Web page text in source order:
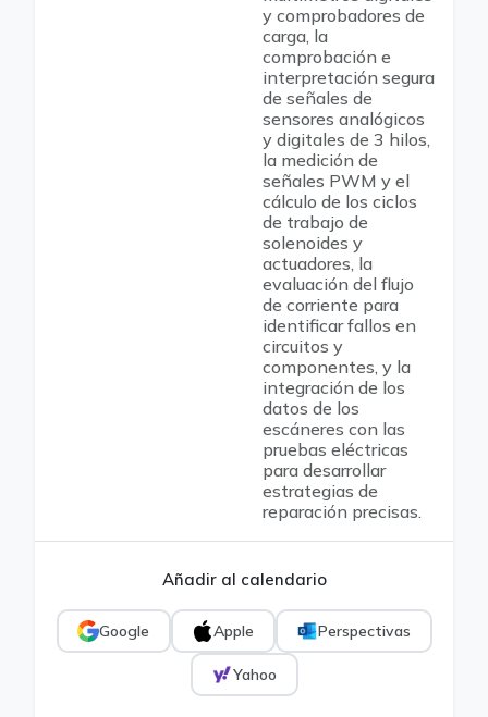
y comprobadores de
carga, la
comprobación e
interpretación segura
de señales de
sensores analógicos
y digitales de 3 hilos,
la medición de
señales PWM y el
cálculo de los ciclos
de trabajo de
solenoides y
actuadores, la
evaluación del flujo
de corriente para
identificar fallos en
circuitos y
componentes, y la
integración de los
datos de los
escáneres con las
pruebas eléctricas
para desarrollar
estrategias de
reparación precisas.
Añadir al calendario
Google Apple Perspectivas
Yahoo